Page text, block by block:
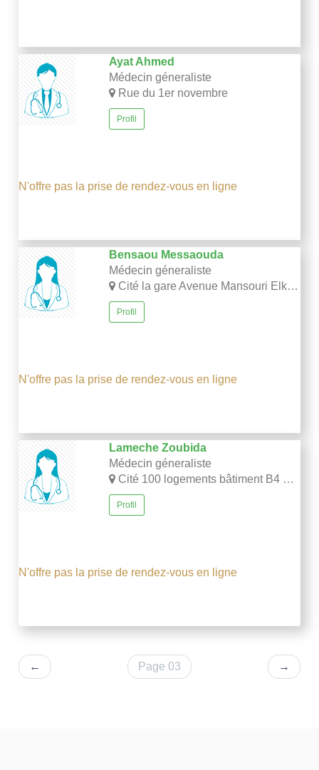
Ayat Ahmed
Médecin géneraliste
Rue du 1er novembre
Profil
N'offre pas la prise de rendez-vous en ligne
Bensaou Messaouda
Médecin géneraliste
Cité la gare Avenue Mansouri Elkheir N° 04 Sétif
Profil
N'offre pas la prise de rendez-vous en ligne
Lameche Zoubida
Médecin géneraliste
Cité 100 logements bâtiment B4 n71 sétif
Profil
N'offre pas la prise de rendez-vous en ligne
← Page 03 →